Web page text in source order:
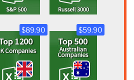
$89.90 $59.90